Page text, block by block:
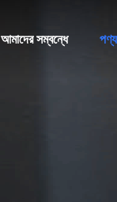
আমাদের সম্বন্ধে পণ্য